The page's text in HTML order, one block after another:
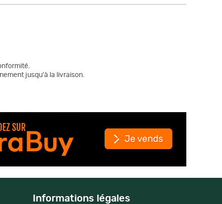
jusqu'à la livraison.
Informations légales